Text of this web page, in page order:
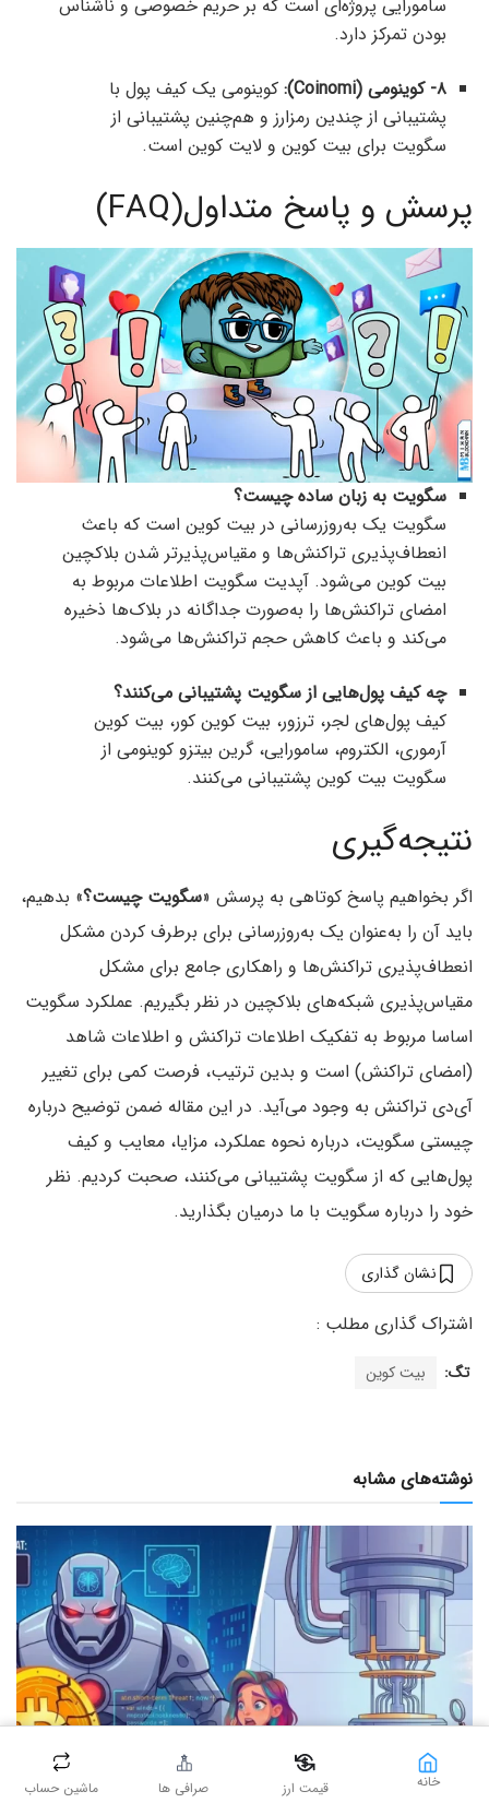
سامورایی پروژه‌ای است که بر حریم خصوصی و ناشناس
بودن تمرکز دارد.
۸- کوینومی (Coinomi):
کوینومی یک کیف پول با
پشتیبانی از چندین رمزارز و هم‌چنین پشتیبانی از
سگویت برای بیت کوین و لایت کوین است.
پرسش و پاسخ متداول(FAQ)
سگویت به زبان ساده چیست؟
سگویت یک به‌روزرسانی در بیت کوین است که باعث
انعطاف‌پذیری تراکنش‌ها و مقیاس‌پذیرتر شدن بلاکچین
بیت کوین می‌شود. آپدیت سگویت اطلاعات مربوط به
امضای تراکنش‌ها را به‌صورت جداگانه در بلاک‌ها ذخیره
می‌کند و باعث کاهش حجم تراکنش‌ها می‌شود.
چه کیف پول‌هایی از سگویت پشتیبانی می‌کنند؟
کیف پول‌های لجر، ترزور، بیت کوین کور، بیت کوین
آرموری، الکتروم، سامورایی، گرین بیتزو کوینومی از
سگویت بیت کوین پشتیبانی می‌کنند.
نتیجه‌گیری
اگر بخواهیم پاسخ کوتاهی به پرسش «سگویت چیست؟» بدهیم،
باید آن را به‌عنوان یک به‌روزرسانی برای برطرف کردن مشکل
انعطاف‌پذیری تراکنش‌ها و راهکاری جامع برای مشکل
مقیاس‌پذیری شبکه‌های بلاکچین در نظر بگیریم. عملکرد سگویت
اساسا مربوط به تفکیک اطلاعات تراکنش و اطلاعات شاهد
(امضای تراکنش) است و بدین ترتیب، فرصت کمی برای تغییر
آی‌دی تراکنش به وجود می‌آید. در این مقاله ضمن توضیح درباره
چیستی سگویت، درباره نحوه عملکرد، مزایا، معایب و کیف
پول‌هایی که از سگویت پشتیبانی می‌کنند، صحبت کردیم. نظر
خود را درباره سگویت با ما درمیان بگذارید.
نشان گذاری
تگ: بیت کوین
نوشته‌های مشابه
خانه قیمت ارز صرافی ها ماشین حساب